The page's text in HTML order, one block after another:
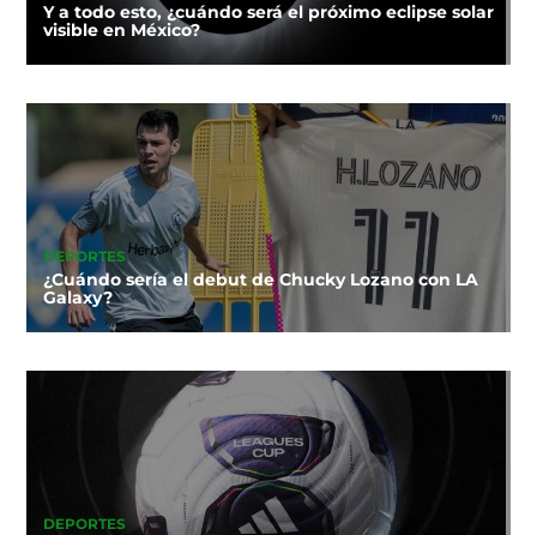
Y a todo esto, ¿cuándo será el próximo eclipse solar
visible en México?
DEPORTES
¿Cuándo sería el debut de Chucky Lozano con LA
Galaxy?
DEPORTES